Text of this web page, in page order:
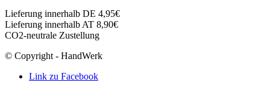
Lieferung innerhalb DE 4,95€
Lieferung innerhalb AT 8,90€
CO2-neutrale Zustellung
© Copyright - HandWerk
Link zu Facebook